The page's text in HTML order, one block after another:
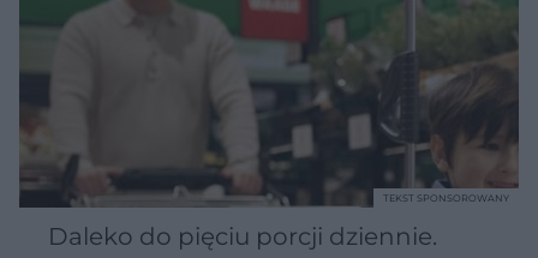
Daleko do pięciu porcji dziennie.
TEKST SPONSOROWANY